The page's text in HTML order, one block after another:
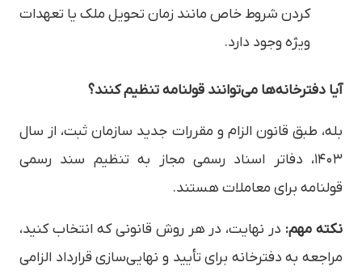
کردن شروط خاص مانند زمان تحویل ملک یا تعهدات
ویژه وجود دارد.
آیا دفترخانه‌ها می‌توانند قولنامه تنظیم کنند؟
بله، طبق قانون الزام و مقررات جدید سازمان ثبت، از سال
۱۴۰۳، دفاتر اسناد رسمی مجاز به تنظیم سند رسمی
قولنامه برای معاملات هستند.
نکته مهم: در نهایت، در هر روش قانونی که انتخاب کنید،
مراجعه به دفترخانه برای تأیید و نهایی‌سازی قرارداد الزامی